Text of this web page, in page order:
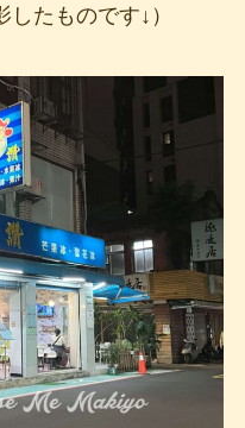
したものです↓）